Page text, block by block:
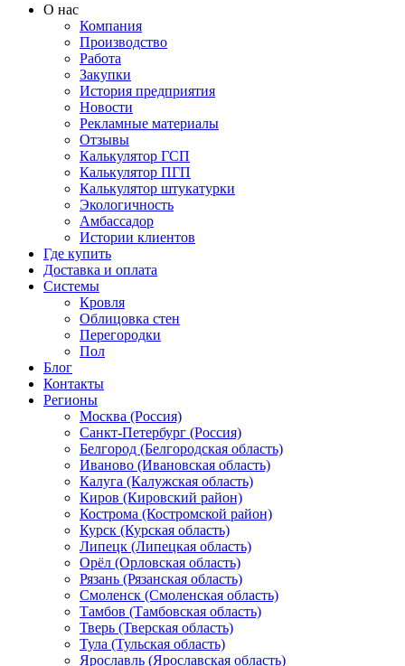
О нас
Компания
Производство
Работа
Закупки
История предприятия
Новости
Рекламные материалы
Отзывы
Калькулятор ГСП
Калькулятор ПГП
Калькулятор штукатурки
Экологичность
Амбассадор
Истории клиентов
Где купить
Доставка и оплата
Системы
Кровля
Облицовка стен
Перегородки
Пол
Блог
Контакты
Регионы
Москва (Россия)
Санкт-Петербург (Россия)
Белгород (Белгородская область)
Иваново (Ивановская область)
Калуга (Калужская область)
Киров (Кировский район)
Кострома (Костромской район)
Курск (Курская область)
Липецк (Липецкая область)
Орёл (Орловская область)
Рязань (Рязанская область)
Смоленск (Смоленская область)
Тамбов (Тамбовская область)
Тверь (Тверская область)
Тула (Тульская область)
Ярославль (Ярославская область)